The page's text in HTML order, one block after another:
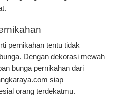
pernikahan tentu tidak
Dengan dekorasi mewah
bunga pernikahan dari
siap
orang terdekatmu.